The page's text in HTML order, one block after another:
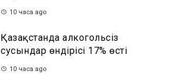
10 часа ago
Қазақстанда алкогольсіз
сусындар өндірісі 17% өсті
10 часа ago